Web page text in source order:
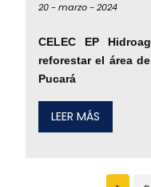
20 -marzo -2024
CELEC EP
reforestar el área
Pucará
LEER MÁS